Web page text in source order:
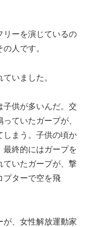
リーを演じているの
人です。
いました。
子供が多いんだ。交
ていたガープが、
しまう。子供の頃か
最終的にはガープを
ていたガープが、撃
プターで空を飛
が、女性解放運動家